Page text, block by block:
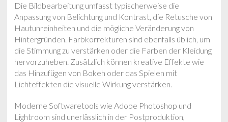
Die Bildbearbeitung umfasst typischerweise die
Anpassung von Belichtung und Kontrast, die Retusche von
Hautunreinheiten und die mögliche Veränderung von
Hintergründen. Farbkorrekturen sind ebenfalls üblich, um
die Stimmung zu verstärken oder die Farben der Kleidung
hervorzuheben. Zusätzlich können kreative Effekte wie
das Hinzufügen von Bokeh oder das Spielen mit
Lichteffekten die visuelle Wirkung verstärken.
Moderne Softwaretools wie Adobe Photoshop und
Lightroom sind unerlässlich in der Postproduktion,